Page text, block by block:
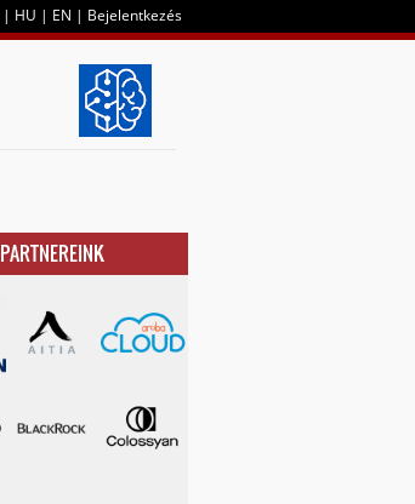
| HU | EN | Bejelentkezés
PARTNEREINK